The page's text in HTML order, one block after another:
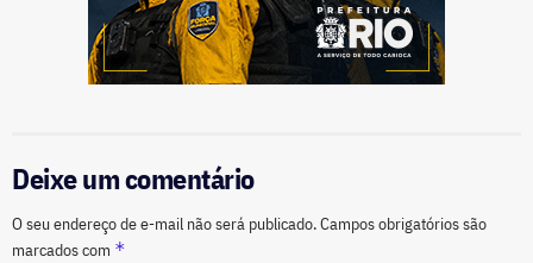
Deixe um comentário
O seu endereço de e-mail não será publicado.Campos obrigatórios são
marcados com *